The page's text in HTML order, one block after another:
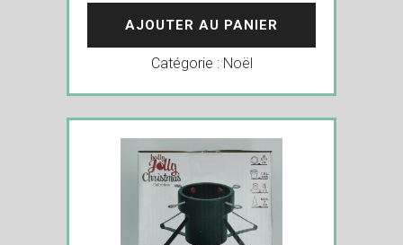
AJOUTER AU PANIER
Catégorie : Noël